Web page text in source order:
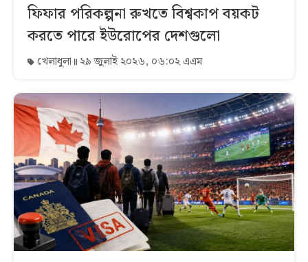
ফিফার পরিকল্পনা রুখতে বিশ্বকাপ বয়কট
করতে পারে ইউরোপের দেশগুলো
খেলাধুলা ২৯ জুলাই ২০২৬, ০৬:০২ এএম